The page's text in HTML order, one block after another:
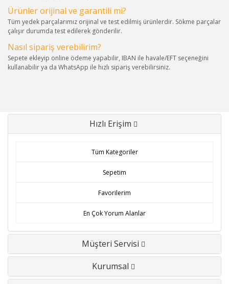
Ürünler orijinal ve garantili mi?
Tüm yedek parçalarımız orijinal ve test edilmiş ürünlerdir. Sökme parçalar
çalışır durumda test edilerek gönderilir.
Nasıl sipariş verebilirim?
Sepete ekleyip online ödeme yapabilir, IBAN ile havale/EFT seçeneğini
kullanabilir ya da WhatsApp ile hızlı sipariş verebilirsiniz.
Hızlı Erişim
Tüm Kategoriler
Sepetim
Favorilerim
En Çok Yorum Alanlar
Müşteri Servisi
Kurumsal